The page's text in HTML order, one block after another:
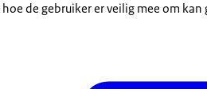
de gebruiker er veilig mee om kan